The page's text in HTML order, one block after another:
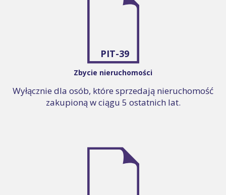
PIT-39
Zbycie nieruchomości
Wyłącznie dla osób, które sprzedają nieruchomość
zakupioną w ciągu 5 ostatnich lat.